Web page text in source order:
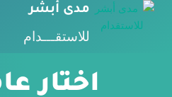
مدى أبشر
للاستقـــدام
اختار